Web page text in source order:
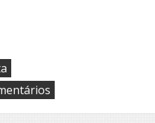
Da
Argélia